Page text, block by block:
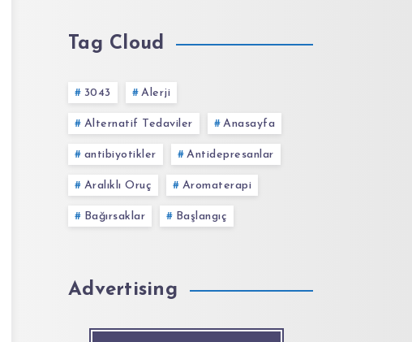
Tag Cloud
3043 Alerji
Alternatif Tedaviler Anasayfa
antibiyotikler Antidepresanlar
Aralıklı Oruç Aromaterapi
Bağırsaklar Başlangıç
Advertising